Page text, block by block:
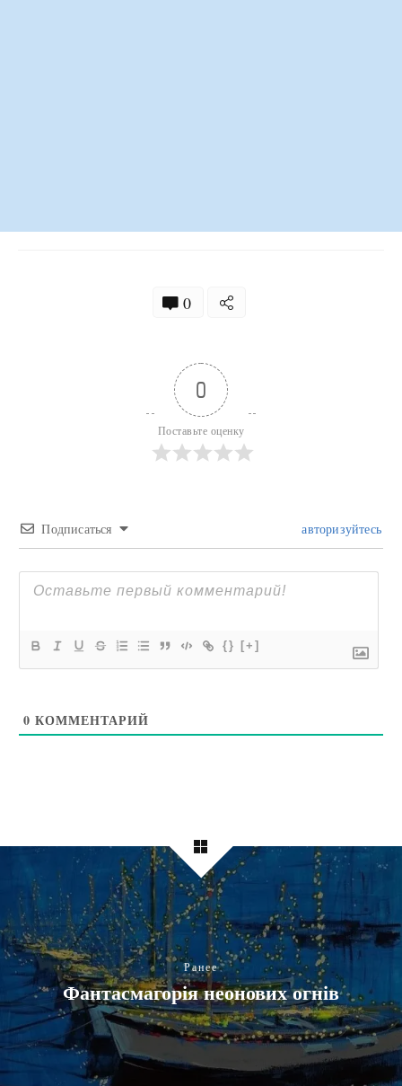
0
0
Поставьте оценку
Подписаться авторизуйтесь
{} [+]
0 КОММЕНТАРИЙ
Ранее
Фантасмагорія неонових огнів